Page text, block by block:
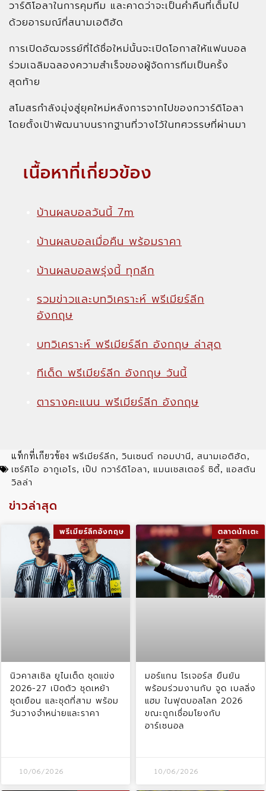
วาร์ดิโอลาในการคุมทีม และคาดว่าจะเป็นค่ำคืนที่เต็มไป
ด้วยอารมณ์ที่สนามเอติฮัด
การเปิดอัฒจรรย์ที่ได้ชื่อใหม่นั้นจะเปิดโอกาสให้แฟนบอล
ร่วมเฉลิมฉลองความสำเร็จของผู้จัดการทีมเป็นครั้ง
สุดท้าย
สโมสรกำลังมุ่งสู่ยุคใหม่หลังการจากไปของกวาร์ดิโอลา
โดยตั้งเป้าพัฒนาบนรากฐานที่วางไว้ในทศวรรษที่ผ่านมา
เนื้อหาที่เกี่ยวข้อง
บ้านผลบอลวันนี้ 7m
บ้านผลบอลเมื่อคืน พร้อมราคา
บ้านผลบอลพรุ่งนี้ ทุกลีก
รวมข่าวและบทวิเคราะห์ พรีเมียร์ลีก
อังกฤษ
บทวิเคราะห์ พรีเมียร์ลีก อังกฤษ ล่าสุด
ทีเด็ด พรีเมียร์ลีก อังกฤษ วันนี้
ตารางคะแนน พรีเมียร์ลีก อังกฤษ
แท็กที่เกียวข้อง พรีเมียร์ลีก, วินเซนต์ กอมปานี, สนามเอติฮัด,
เซร์คิโอ อากูเอโร, เป๊ป กวาร์ดิโอลา, แมนเชสเตอร์ ซิตี้, แอสตัน
วิลล่า
ข่าวล่าสุด
พรีเมียร์ลีกอังกฤษ
นิวคาสเซิล ยูไนเต็ด ชุดแข่ง
2026-27 เปิดตัว ชุดเหย้า
ชุดเยือน และชุดที่สาม พร้อม
วันวางจำหน่ายและราคา
10/06/2026
ตลาดนักเตะ
มอร์แกน โรเจอร์ส ยืนยัน
พร้อมร่วมงานกับ จูด เบลลิ่ง
แฮม ในฟุตบอลโลก 2026
ขณะถูกเชื่อมโยงกับ
อาร์เซนอล
10/06/2026